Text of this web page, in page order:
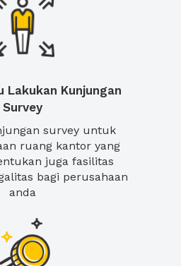
Lakukan Kunjungan
Survey
survey untuk
ruang kantor yang
juga fasilitas
bagi perusahaan
anda